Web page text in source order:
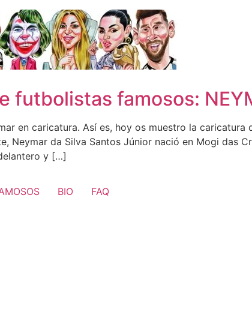
futbolistas famosos:
en caricatura. Así es, hoy os muestro la
Neymar da Silva Santos Júnior nació en Mogi das
y […]
BIO FAQ